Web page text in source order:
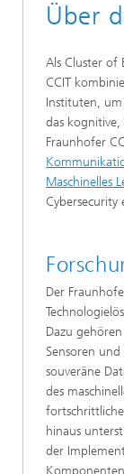
Über
Als Cluster of
CCIT
Instituten, um
das
Fraunhofer
Maschinelles
Cybersecurity
Der
Dazu
Sensoren
souveräne
des
hinaus
der